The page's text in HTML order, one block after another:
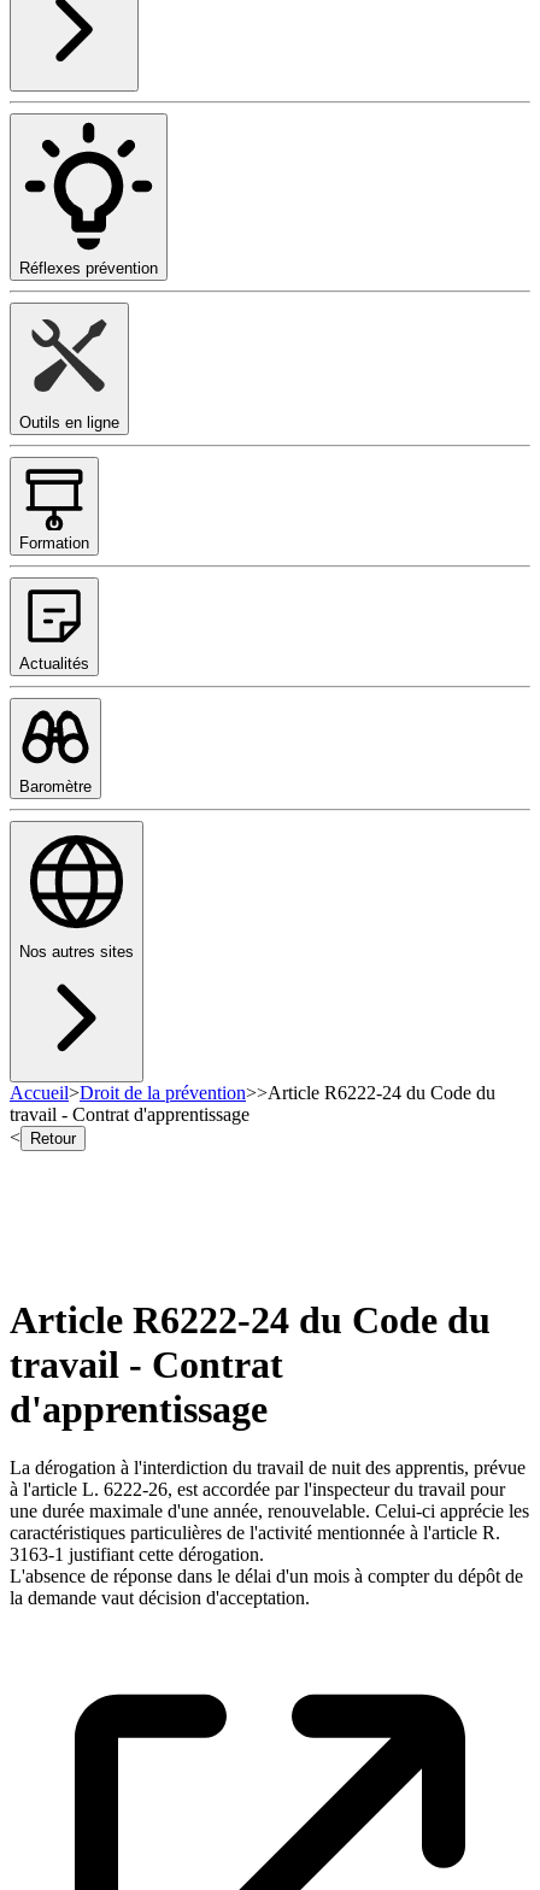
Réflexes prévention
Outils en ligne
Formation
Actualités
Baromètre
Nos autres sites
Accueil>Droit de la prévention>>Article R6222-24 du Code du
travail - Contrat d'apprentissage
<
Retour
Article R6222-24 du Code du
travail - Contrat
d'apprentissage
La dérogation à l'interdiction du travail de nuit des apprentis, prévue
à l'article L. 6222-26, est accordée par l'inspecteur du travail pour
une durée maximale d'une année, renouvelable. Celui-ci apprécie les
caractéristiques particulières de l'activité mentionnée à l'article R.
3163-1 justifiant cette dérogation.
L'absence de réponse dans le délai d'un mois à compter du dépôt de
la demande vaut décision d'acceptation.